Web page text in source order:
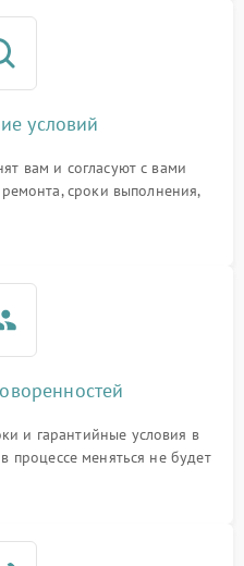
условий
вам и согласуют с вами
сроки выполнения,
условия
и гарантийные условия в
процессе меняться не будет